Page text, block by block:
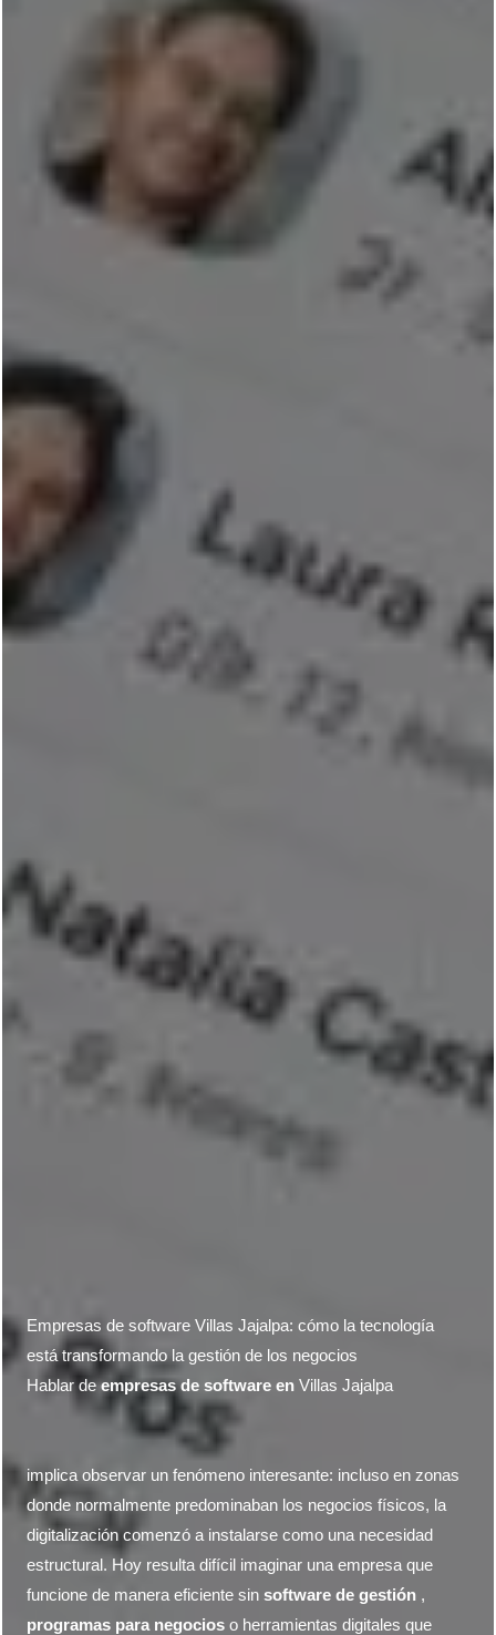
Empresas de software Villas Jajalpa: cómo la tecnología
está transformando la gestión de los negocios
Hablar deempresas de software en Villas Jajalpa
implica observar un fenómeno interesante: incluso en zonas
donde normalmente predominaban los negocios físicos, la
digitalización comenzó a instalarse como una necesidad
estructural. Hoy resulta difícil imaginar una empresa que
funcione de manera eficiente sinsoftware de gestión ,
programas para negocios o herramientas digitales que